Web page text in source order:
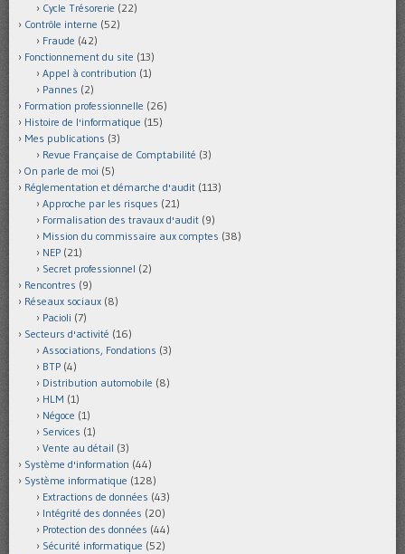
Cycle Trésorerie (22)
Contrôle interne (52)
Fraude (42)
Fonctionnement du site (13)
Appel à contribution (1)
Pannes (2)
Formation professionnelle (26)
Histoire de l'informatique (15)
Mes publications (3)
Revue Française de Comptabilité (3)
On parle de moi (5)
Réglementation et démarche d'audit (113)
Approche par les risques (21)
Formalisation des travaux d'audit (9)
Mission du commissaire aux comptes (38)
NEP (21)
Secret professionnel (2)
Rencontres (9)
Réseaux sociaux (8)
Pacioli (7)
Secteurs d'activité (16)
Associations, Fondations (3)
BTP (4)
Distribution automobile (8)
HLM (1)
Négoce (1)
Services (1)
Vente au détail (3)
Système d'information (44)
Système informatique (128)
Extractions de données (43)
Intégrité des données (20)
Protection des données (44)
Sécurité informatique (52)